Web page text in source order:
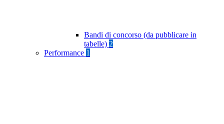
Bandi di concorso (da pubblicare in
tabelle) 2
Performance 1